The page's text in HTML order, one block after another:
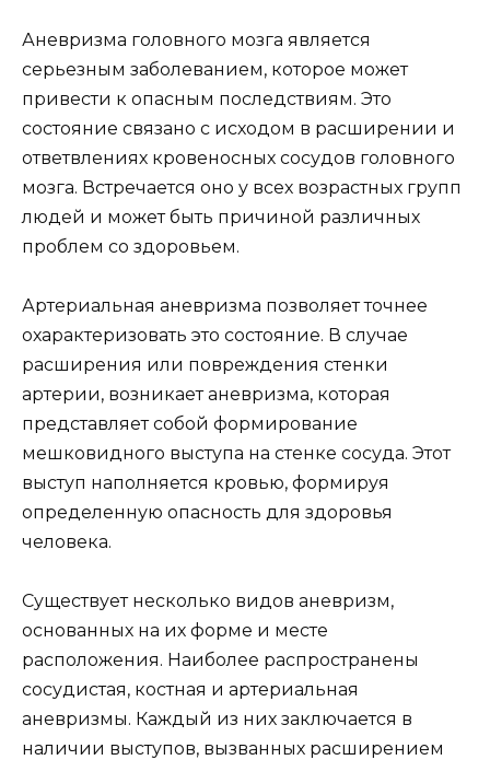
Аневризма головного мозга является
серьезным заболеванием, которое может
привести к опасным последствиям. Это
состояние связано с исходом в расширении и
ответвлениях кровеносных сосудов головного
мозга. Встречается оно у всех возрастных групп
людей и может быть причиной различных
проблем со здоровьем.
Артериальная аневризма позволяет точнее
охарактеризовать это состояние. В случае
расширения или повреждения стенки
артерии, возникает аневризма, которая
представляет собой формирование
мешковидного выступа на стенке сосуда. Этот
выступ наполняется кровью, формируя
определенную опасность для здоровья
человека.
Существует несколько видов аневризм,
основанных на их форме и месте
расположения. Наиболее распространены
сосудистая, костная и артериальная
аневризмы. Каждый из них заключается в
наличии выступов, вызванных расширением